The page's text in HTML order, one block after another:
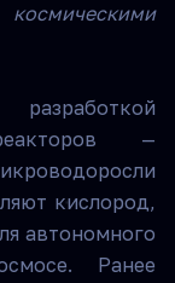
—
кислород,
автономного
Ранее